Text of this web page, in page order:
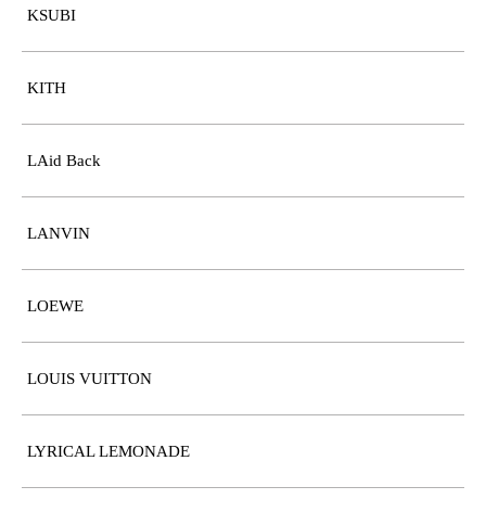
KSUBI
KITH
LAid Back
LANVIN
LOEWE
LOUIS VUITTON
LYRICAL LEMONADE